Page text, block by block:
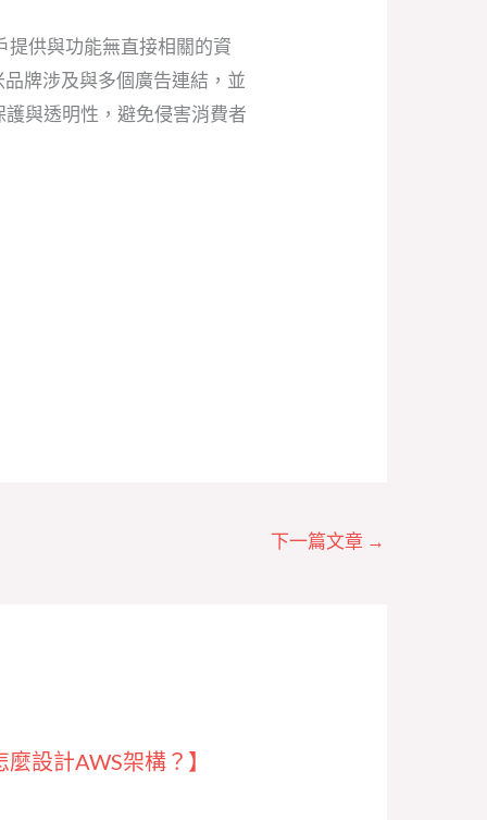
提供與功能無直接相關的資
牌涉及與多個廣告連結，並
與透明性，避免侵害消費者
下一篇文章 →
設計AWS架構？】